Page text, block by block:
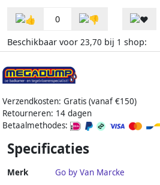
0
Beschikbaar voor 23,70 bij 1 shop:
Verzendkosten: Gratis (vanaf €150)
Retourneren: 14 dagen
Betaalmethodes:
Specificaties
Merk Go by Van Marcke